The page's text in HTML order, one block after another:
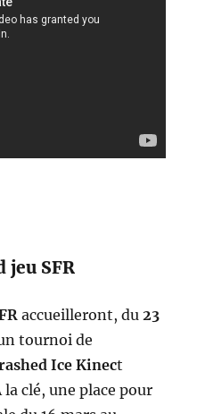
jeu SFR
accueilleront, du23
tournoi de
Ice Kinect
la clé, une place pour